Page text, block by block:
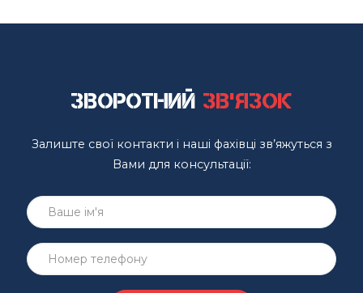
Зворотний зв'язок
Залиште свої контакти і наші фахівці зв’яжуться з
Вами для консультації: